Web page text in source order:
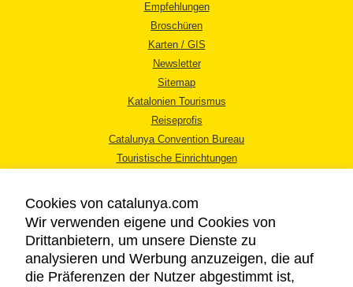
Empfehlungen
Broschüren
Karten / GIS
Newsletter
Sitemap
Katalonien Tourismus
Reiseprofis
Catalunya Convention Bureau
Touristische Einrichtungen
Cookies von catalunya.com
Wir verwenden eigene und Cookies von
Drittanbietern, um unsere Dienste zu
analysieren und Werbung anzuzeigen, die auf
die Präferenzen der Nutzer abgestimmt ist,